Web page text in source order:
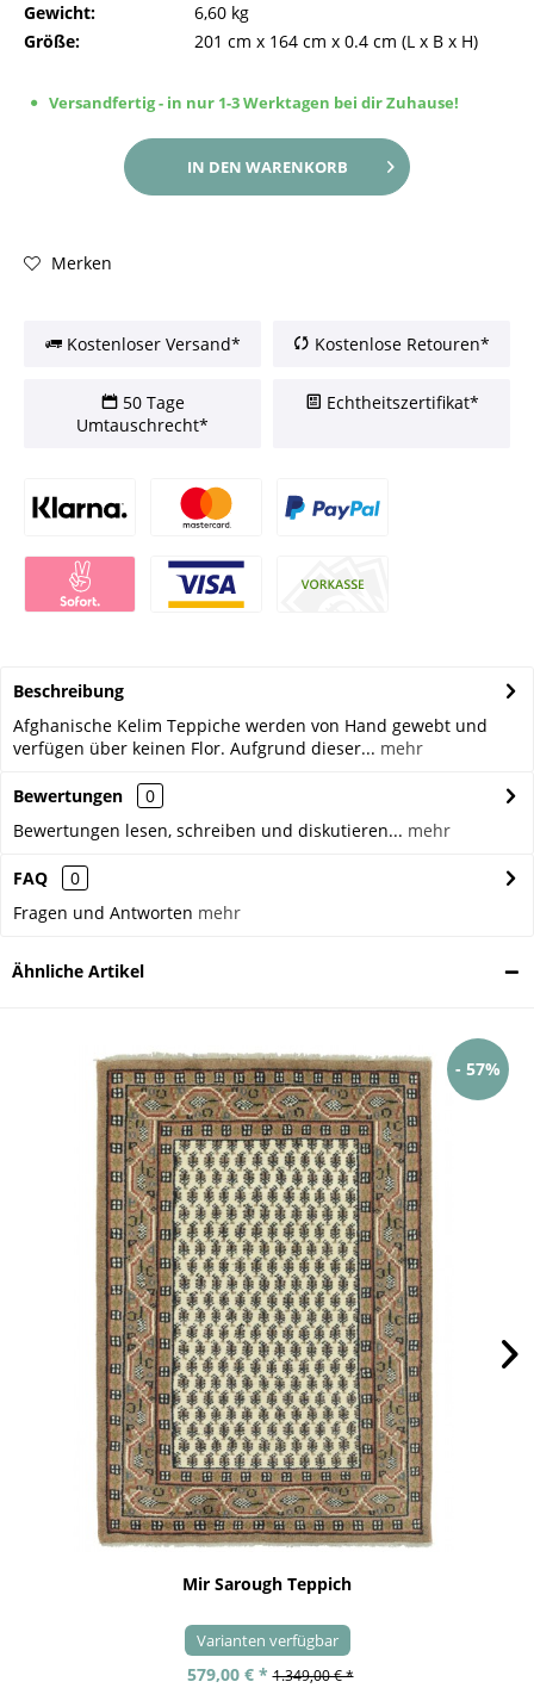
Gewicht:
6,60 kg
Größe:
201 cm x 164 cm x 0.4 cm (L x B x H)
Versandfertig - in nur 1-3 Werktagen bei dir Zuhause!
IN DEN WARENKORB
Merken
Kostenloser Versand* Kostenlose Retouren*
50 Tage
Umtauschrecht*
Echtheitszertifikat*
Beschreibung
Afghanische Kelim Teppiche werden von Hand gewebt und
verfügen über keinen Flor. Aufgrund dieser... mehr
Bewertungen
0
Bewertungen lesen, schreiben und diskutieren... mehr
FAQ
0
Fragen und Antworten mehr
Ähnliche Artikel
- 57%
Mir Sarough Teppich
Varianten verfügbar
579,00 € * 1.349,00 € *